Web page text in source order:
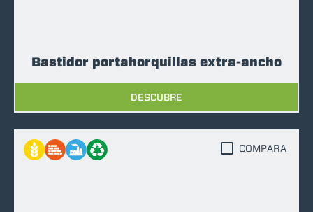
Bastidor portahorquillas extra-ancho
DESCUBRE
COMPARA